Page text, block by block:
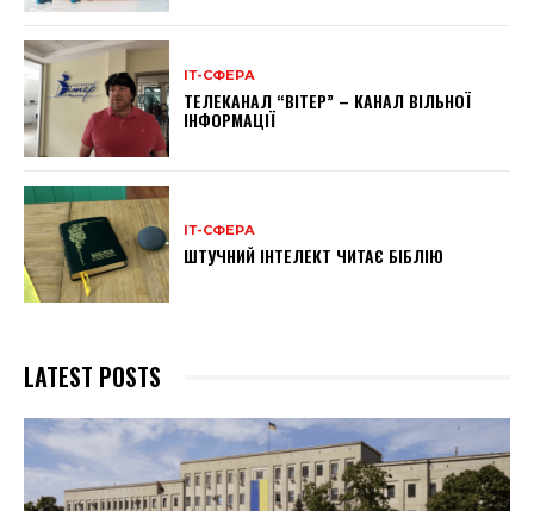
ІТ-СФЕРА
ТЕЛЕКАНАЛ “ВІТЕР” – КАНАЛ ВІЛЬНОЇ
ІНФОРМАЦІЇ
ІТ-СФЕРА
ШТУЧНИЙ ІНТЕЛЕКТ ЧИТАЄ БІБЛІЮ
LATEST POSTS